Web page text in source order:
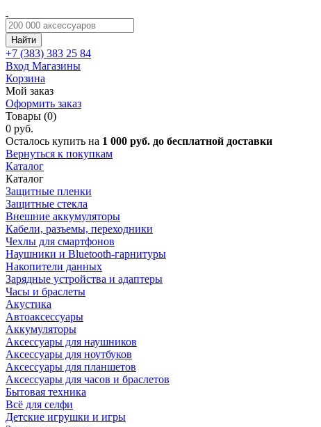
Найти
+7 (383) 383 25 84
Вход Магазины
Корзина
Мой заказ
Оформить заказ
Товары (0)
0 руб.
Осталось купить на 1 000 руб. до бесплатной доставки
Вернуться к покупкам
Каталог
Каталог
Защитные пленки
Защитные стекла
Внешние аккумуляторы
Кабели, разъемы, переходники
Чехлы для смартфонов
Наушники и Bluetooth-гарнитуры
Накопители данных
Зарядные устройства и адаптеры
Часы и браслеты
Акустика
Автоаксессуары
Аккумуляторы
Аксессуары для наушников
Аксессуары для ноутбуков
Аксессуары для планшетов
Аксессуары для часов и браслетов
Бытовая техника
Всё для селфи
Детские игрушки и игры